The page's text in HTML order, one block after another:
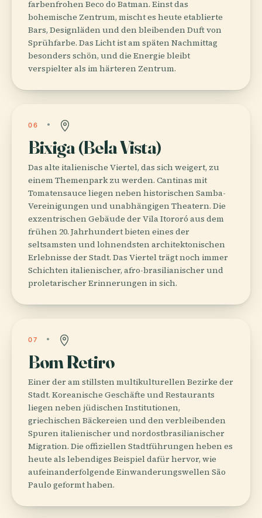
farbenfrohen Beco do Batman. Einst das
bohemische Zentrum, mischt es heute etablierte
Bars, Designläden und den bleibenden Duft von
Sprühfarbe. Das Licht ist am späten Nachmittag
besonders schön, und die Energie bleibt
verspielter als im härteren Zentrum.
06
Bixiga (Bela Vista)
Das alte italienische Viertel, das sich weigert, zu
einem Themenpark zu werden. Cantinas mit
Tomatensauce liegen neben historischen Samba-
Vereinigungen und unabhängigen Theatern. Die
exzentrischen Gebäude der Vila Itororó aus dem
frühen 20. Jahrhundert bieten eines der
seltsamsten und lohnendsten architektonischen
Erlebnisse der Stadt. Das Viertel trägt noch immer
Schichten italienischer, afro-brasilianischer und
proletarischer Erinnerungen in sich.
07
Bom Retiro
Einer der am stillsten multikulturellen Bezirke der
Stadt. Koreanische Geschäfte und Restaurants
liegen neben jüdischen Institutionen,
griechischen Bäckereien und den verbleibenden
Spuren italienischer und nordostbrasilianischer
Migration. Die offiziellen Stadtführungen heben es
heute als lebendiges Beispiel dafür hervor, wie
aufeinanderfolgende Einwanderungswellen São
Paulo geformt haben.